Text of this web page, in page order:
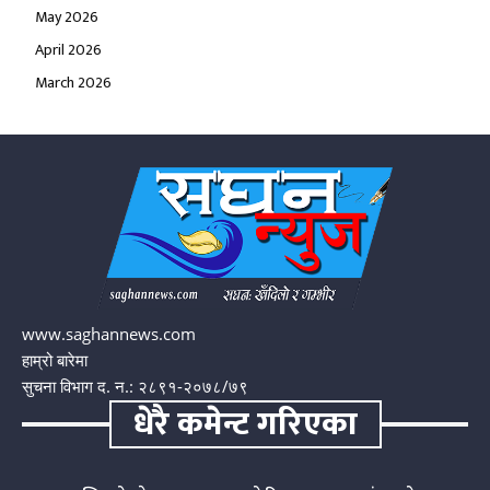
May 2026
April 2026
March 2026
www.saghannews.com
हाम्रो बारेमा
सुचना विभाग द. न.: २८९१-२०७८/७९
धेरै कमेन्ट गरिएका